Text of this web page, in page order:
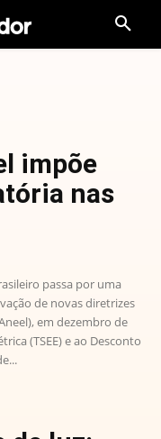
impõe
nas
passa por uma
de novas diretrizes
em dezembro de
(TSEE) e ao Desconto